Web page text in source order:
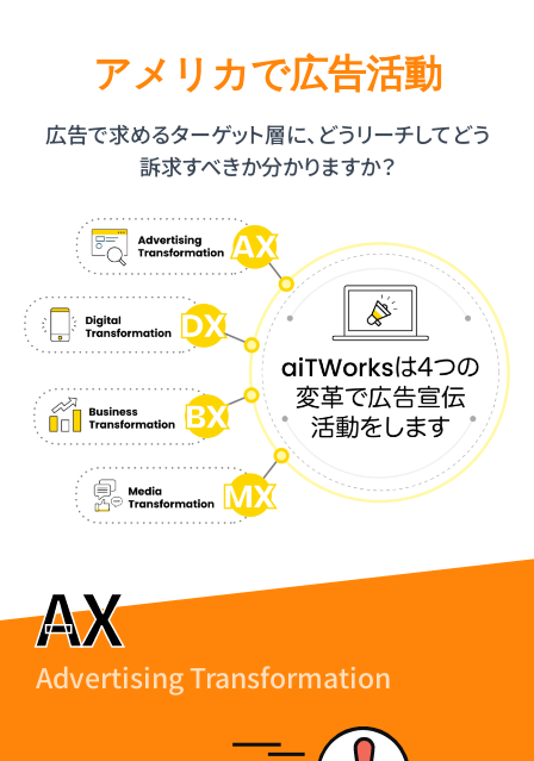
アメリカで広告活動
広告で求めるターゲット層に、どうリーチしてどう
訴求すべきか分かりますか？
AX
Advertising Transformation